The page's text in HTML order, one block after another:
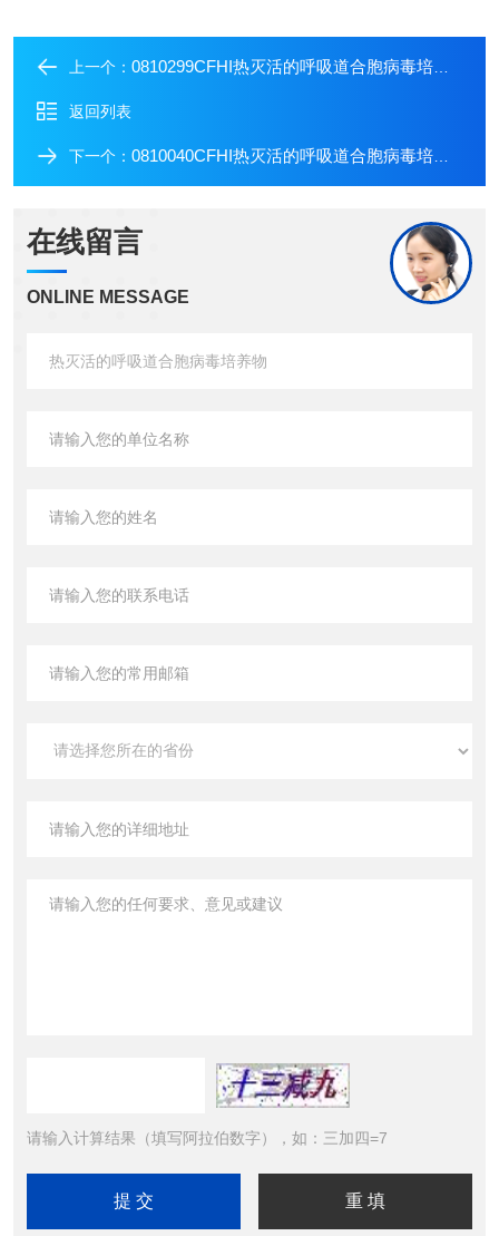
上一个： 0810299CFHI热灭活的呼吸道合胞病毒培养物
返回列表
下一个： 0810040CFHI热灭活的呼吸道合胞病毒培养物
在线留言
ONLINE MESSAGE
请输入计算结果（填写阿拉伯数字），如：三加四=7